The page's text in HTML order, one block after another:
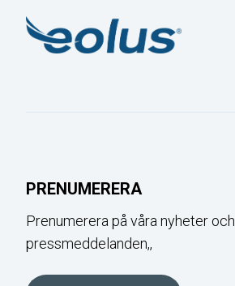
PRENUMERERA
Prenumerera på våra nyheter och
pressmeddelanden,,